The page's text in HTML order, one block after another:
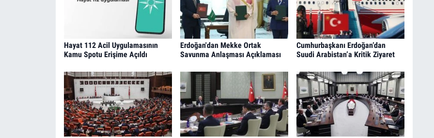
Hayat 112 Acil Uygulamasının
Kamu Spotu Erişime Açıldı
Erdoğan'dan Mekke Ortak
Savunma Anlaşması Açıklaması
Cumhurbaşkanı Erdoğan’dan
Suudi Arabistan’a Kritik Ziyaret